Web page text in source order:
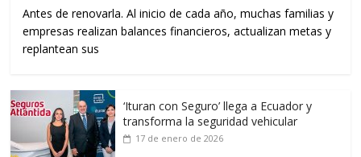
Antes de renovarla. Al inicio de cada año, muchas familias y
empresas realizan balances financieros, actualizan metas y
replantean sus
‘Ituran con Seguro’ llega a Ecuador y
transforma la seguridad vehicular
17 de enero de 2026